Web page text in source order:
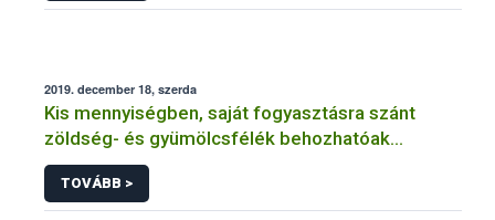
2019. december 18, szerda
Kis mennyiségben, saját fogyasztásra szánt
zöldség- és gyümölcsfélék behozhatóak
hazánkba
TOVÁBB >